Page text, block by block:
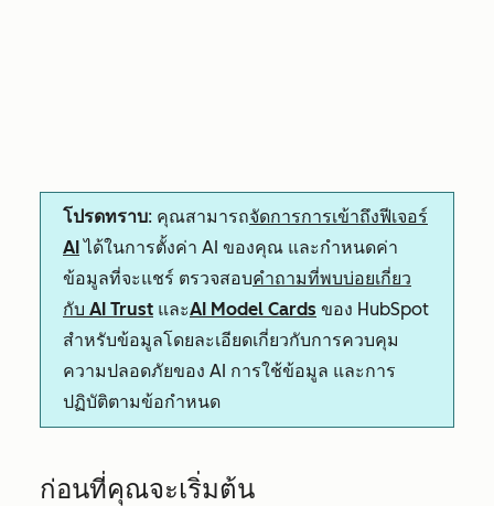
โปรดทราบ: คุณสามารถจัดการการเข้าถึงฟีเจอร์
AIได้ในการตั้งค่า AI ของคุณ และกำหนดค่า
ข้อมูลที่จะแชร์ ตรวจสอบคำถามที่พบบ่อยเกี่ยว
กับ AI Trust และAI Model Cards ของ HubSpot
สำหรับข้อมูลโดยละเอียดเกี่ยวกับการควบคุม
ความปลอดภัยของ AI การใช้ข้อมูล และการ
ปฏิบัติตามข้อกำหนด
ก่อนที่คุณจะเริ่มต้น